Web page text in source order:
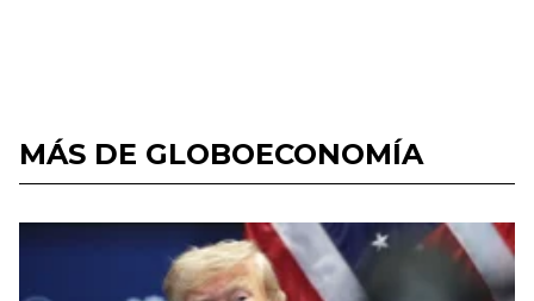
MÁS DE GLOBOECONOMÍA